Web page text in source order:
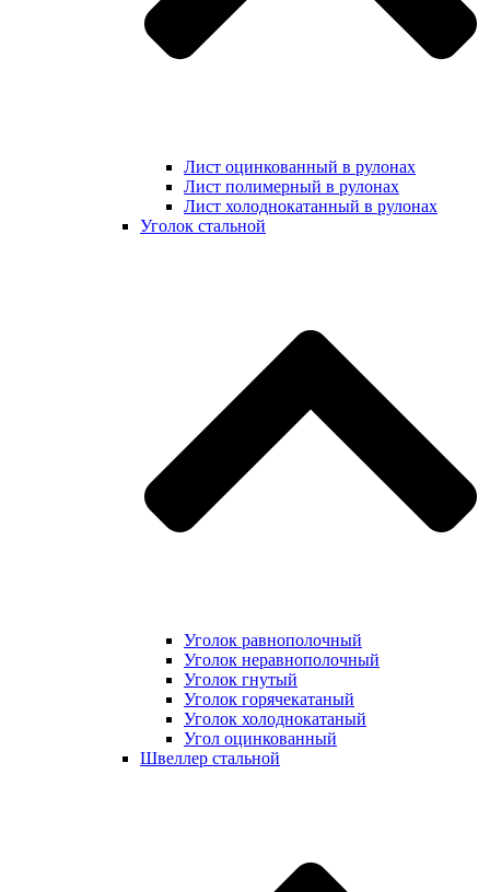
Лист оцинкованный в рулонах
Лист полимерный в рулонах
Лист холоднокатанный в рулонах
Уголок стальной
Уголок равнополочный
Уголок неравнополочный
Уголок гнутый
Уголок горячекатаный
Уголок холоднокатаный
Угол оцинкованный
Швеллер стальной